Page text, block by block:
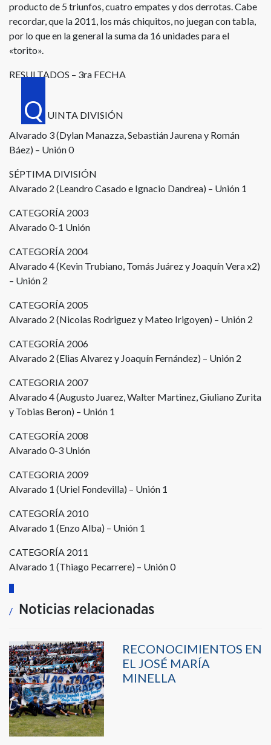
producto de 5 triunfos, cuatro empates y dos derrotas. Cabe
recordar, que la 2011, los más chiquitos, no juegan con tabla,
por lo que en la general la suma da 16 unidades para el
«torito».
RESULTADOS – 3ra FECHA
Q UINTA DIVISIÓN
Alvarado 3 (Dylan Manazza, Sebastián Jaurena y Román
Báez) – Unión 0
SÉPTIMA DIVISIÓN
Alvarado 2 (Leandro Casado e Ignacio Dandrea) – Unión 1
CATEGORÍA 2003
Alvarado 0-1 Unión
CATEGORÍA 2004
Alvarado 4 (Kevin Trubiano, Tomás Juárez y Joaquín Vera x2)
– Unión 2
CATEGORÍA 2005
Alvarado 2 (Nicolas Rodriguez y Mateo Irigoyen) – Unión 2
CATEGORÍA 2006
Alvarado 2 (Elias Alvarez y Joaquín Fernández) – Unión 2
CATEGORIA 2007
Alvarado 4 (Augusto Juarez, Walter Martinez, Giuliano Zurita
y Tobias Beron) – Unión 1
CATEGORÍA 2008
Alvarado 0-3 Unión
CATEGORIA 2009
Alvarado 1 (Uriel Fondevilla) – Unión 1
CATEGORÍA 2010
Alvarado 1 (Enzo Alba) – Unión 1
CATEGORÍA 2011
Alvarado 1 (Thiago Pecarrere) – Unión 0
Noticias relacionadas
RECONOCIMIENTOS EN
EL JOSÉ MARÍA
MINELLA